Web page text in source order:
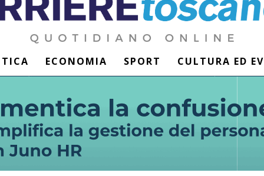
ECONOMIA SPORT CULTURA ED